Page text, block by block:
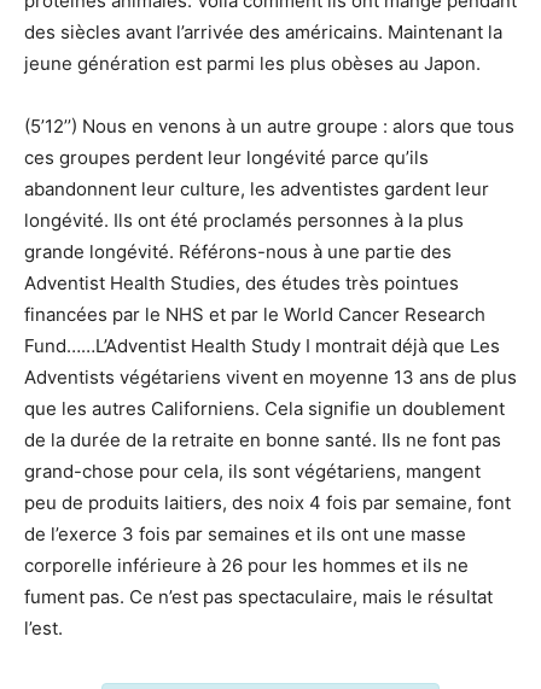
des siècles avant l’arrivée des américains. Maintenant la
jeune génération est parmi les plus obèses au Japon.
(5’12’’) Nous en venons à un autre groupe : alors que tous
ces groupes perdent leur longévité parce qu’ils
abandonnent leur culture, les adventistes gardent leur
longévité. Ils ont été proclamés personnes à la plus
grande longévité. Référons-nous à une partie des
Adventist Health Studies, des études très pointues
financées par le NHS et par le World Cancer Research
Fund……L’Adventist Health Study I montrait déjà que Les
Adventists végétariens vivent en moyenne 13 ans de plus
que les autres Californiens. Cela signifie un doublement
de la durée de la retraite en bonne santé. Ils ne font pas
grand-chose pour cela, ils sont végétariens, mangent
peu de produits laitiers, des noix 4 fois par semaine, font
de l’exerce 3 fois par semaines et ils ont une masse
corporelle inférieure à 26 pour les hommes et ils ne
fument pas. Ce n’est pas spectaculaire, mais le résultat
l’est.